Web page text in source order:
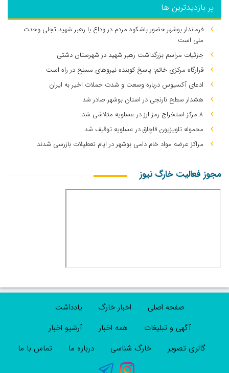
پر بازدیدترین ها
فرماندار بوشهر:حضور باشکوه مردم در وداع با رهبر شهید تجلی وحدت
ملی است
جزئیات مراسم بزرگداشت رهبر شهید در شهرستان دشتی
قرارگاه مرکزی خاتم: پاسخ کوبنده نیروهای مسلح در راه است
ادعای آکسیوس درباره وسعت و شدت حملات اخیر به ایران
هشدار سطح نارنجی در استان بوشهر صادر شد
۸ مرکز استخراج رمز ارز در عسلویه متلاشی شد
محموله تلویزیون قاچاق در عسلویه توقیف شد
مراکز عرضه مواد خام دامی بوشهر در ایام تعطیلات بازرسی شدند
مجوز فعالیت خارگ نیوز
صفحه اصلی اخبار خارگ
یادداشت
آگهی و تبلیغات
همه اخبار
آرشیو اخبار
گالری تصویر
خارگ شناسی درباره ما تماس با ما